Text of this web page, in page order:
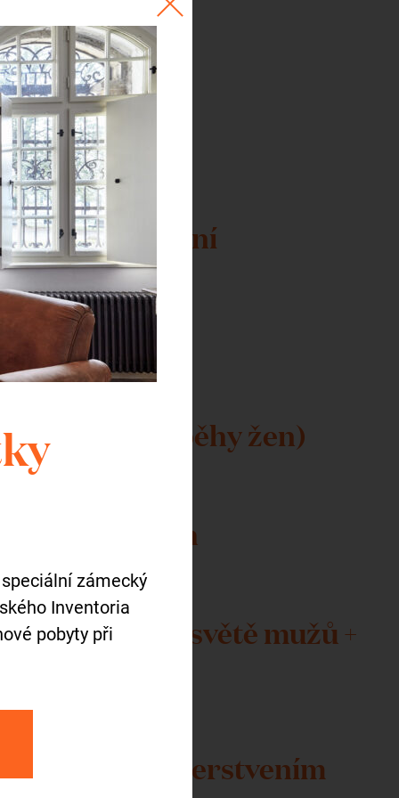
ranní naladění
příběhy žen)
kulisách
Ženy ve světě mužů +
s lehkým občerstvením
zámecký
Inventoria
pobyty při